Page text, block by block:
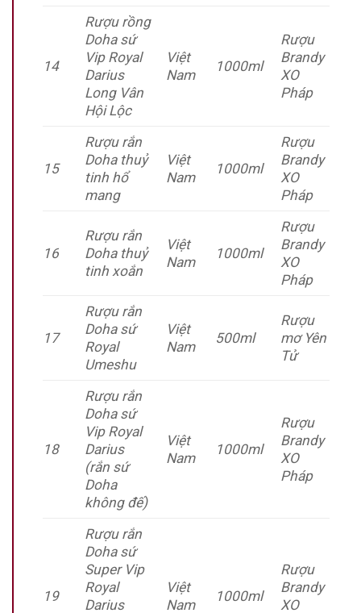
14
Rượu rồng
Doha sứ
Vip Royal
Darius
Long Vân
Hội Lộc
Việt
Nam
1000ml
Rượu
Brandy
XO
Pháp
15
Rượu rắn
Doha thuỷ
tinh hổ
mang
Việt
Nam
1000ml
Rượu
Brandy
XO
Pháp
16
Rượu rắn
Doha thuỷ
tinh xoắn
Việt
Nam
1000ml
Rượu
Brandy
XO
Pháp
17
Rượu rắn
Doha sứ
Royal
Umeshu
Việt
Nam
500ml
Rượu
mơ Yên
Tử
18
Rượu rắn
Doha sứ
Vip Royal
Darius
(rắn sứ
Doha
không đế)
Việt
Nam
1000ml
Rượu
Brandy
XO
Pháp
19
Rượu rắn
Doha sứ
Super Vip
Royal
Darius
Việt
Nam
1000ml
Rượu
Brandy
XO